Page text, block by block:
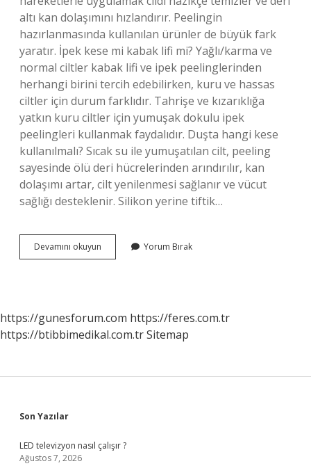
altı kan dolaşımını hızlandırır. Peelingin
hazırlanmasında kullanılan ürünler de büyük fark
yaratır. İpek kese mi kabak lifi mi? Yağlı/karma ve
normal ciltler kabak lifi ve ipek peelinglerinden
herhangi birini tercih edebilirken, kuru ve hassas
ciltler için durum farklıdır. Tahrişe ve kızarıklığa
yatkın kuru ciltler için yumuşak dokulu ipek
peelingleri kullanmak faydalıdır. Duşta hangi kese
kullanılmalı? Sıcak su ile yumuşatılan cilt, peeling
sayesinde ölü deri hücrelerinden arındırılır, kan
dolaşımı artar, cilt yenilenmesi sağlanır ve vücut
sağlığı desteklenir. Silikon yerine tiftik…
Devamını okuyun
Için
Yorum Bırak
https://gunesforum.com https://feres.com.tr
https://btibbimedikal.com.trSitemap
Sidebar
Son Yazılar
LED televizyon nasıl çalışır ?
Ağustos 7, 2026